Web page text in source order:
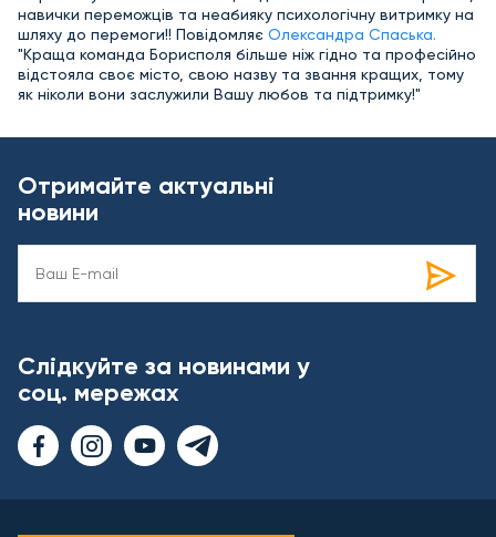
навички переможців та неабияку психологічну витримку на
шляху до перемоги!! Повідомляє Олександра Спаська.
"Краща команда Борисполя більше ніж гідно та професійно
відстояла своє місто, свою назву та звання кращих, тому
як ніколи вони заслужили Вашу любов та підтримку!"
Отримайте актуальні
новини
Слідкуйте за новинами у
соц. мережах